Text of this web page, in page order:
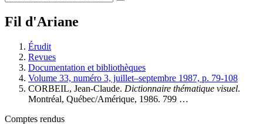
Fil d'Ariane
Érudit
Revues
Documentation et bibliothèques
Volume 33, numéro 3, juillet–septembre 1987, p. 79-108
CORBEIL, Jean-Claude. Dictionnaire thématique visuel.
Montréal, Québec/Amérique, 1986. 799 …
Comptes rendus